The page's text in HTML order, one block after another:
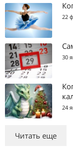
22
30
24
Читать еще